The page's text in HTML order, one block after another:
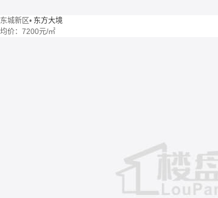
东城新区• 东方大境
均价： 7200元/㎡